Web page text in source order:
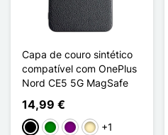
Capa de couro sintético
compatível com OnePlus
Nord CE5 5G MagSafe
14,99 €
PretoVerdePúrpura
Ouro+1